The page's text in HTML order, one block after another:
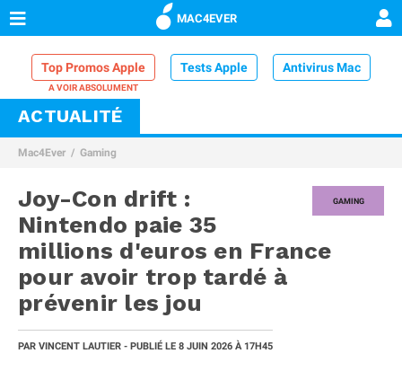
MAC4EVER
Top Promos Apple Tests Apple Antivirus Mac
VPN Mac
Comparatif iPhone
ACTUALITÉ
Mac4Ever Gaming
GAMING
Joy-Con drift :
Nintendo paie 35
millions d'euros en France
pour avoir trop tardé à
prévenir les jou
PAR VINCENT LAUTIER - PUBLIÉ LE 8 JUIN 2026 À 17H45